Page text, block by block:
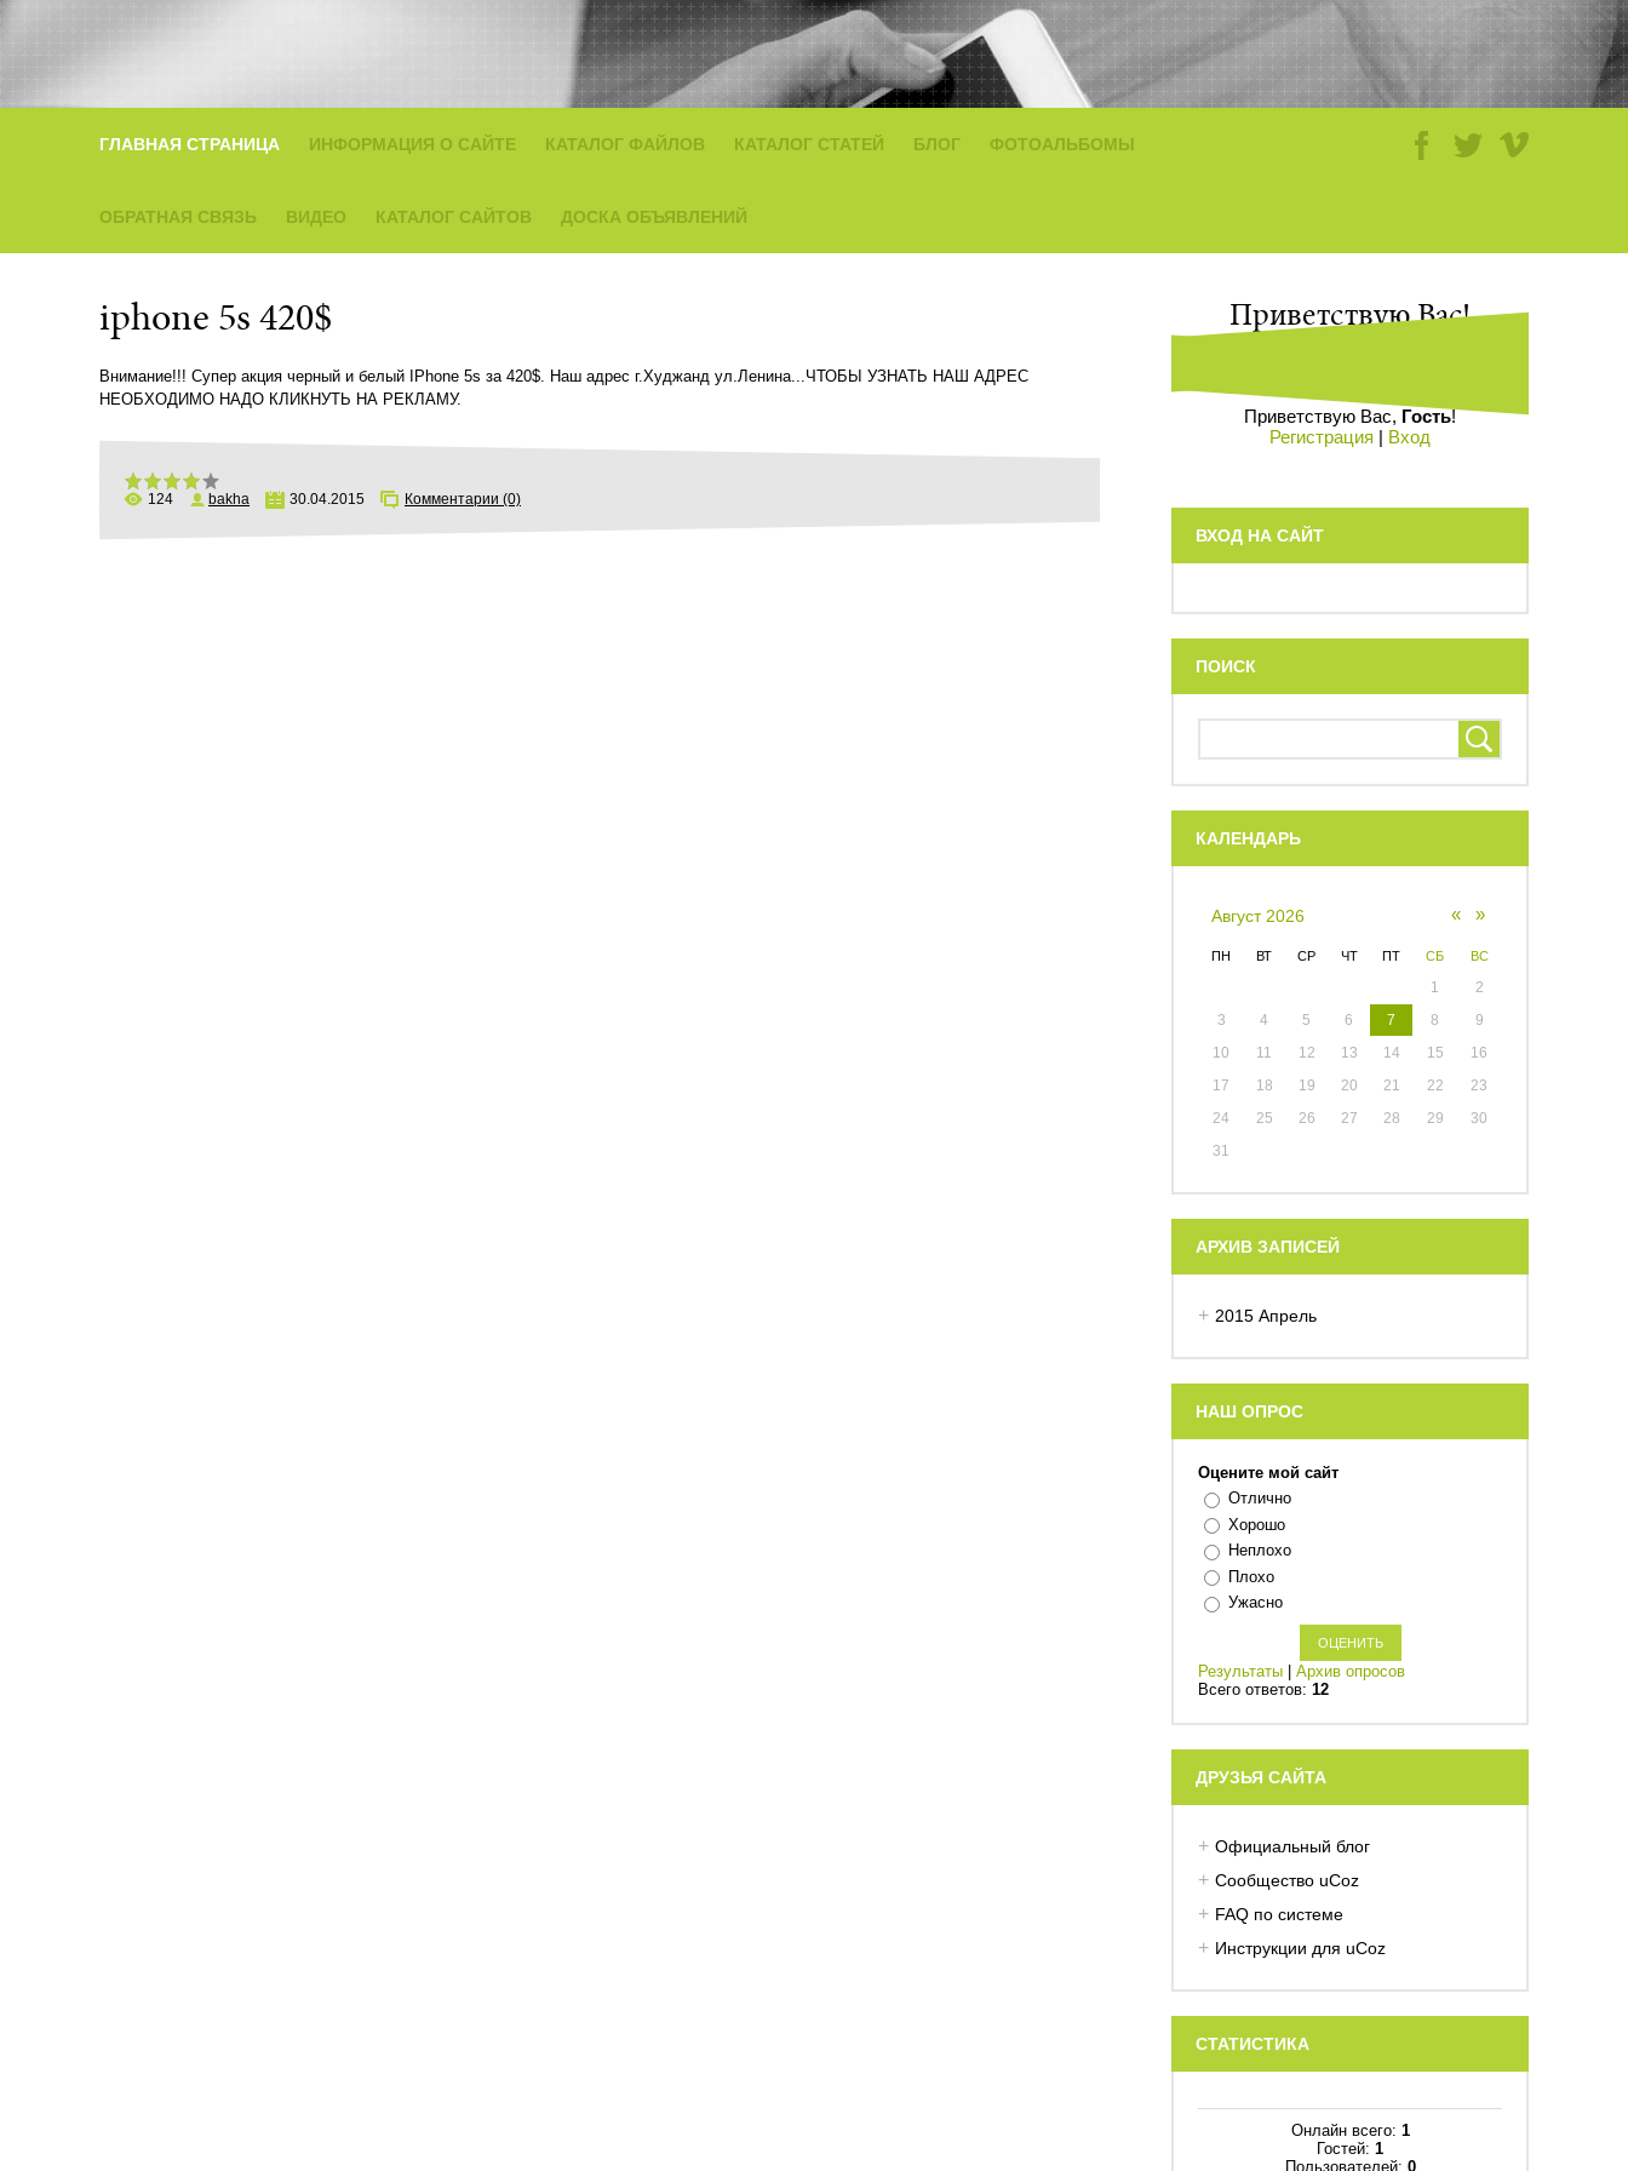
ГЛАВНАЯ СТРАНИЦА ИНФОРМАЦИЯ О САЙТЕ КАТАЛОГ ФАЙЛОВ КАТАЛОГ СТАТЕЙ БЛОГ ФОТОАЛЬБОМЫ
ОБРАТНАЯ СВЯЗЬ ВИДЕО КАТАЛОГ САЙТОВ ДОСКА ОБЪЯВЛЕНИЙ
iphone 5s 420$
Внимание!!! Супер акция черный и белый IPhone 5s за 420$. Наш адрес г.Худжанд ул.Ленина...ЧТОБЫ УЗНАТЬ НАШ АДРЕС
НЕОБХОДИМО НАДО КЛИКНУТЬ НА РЕКЛАМУ.
124 bakha 30.04.2015 Комментарии (0)
Приветствую Вас!
Приветствую Вас, Гость!
Регистрация | Вход
ВХОД НА САЙТ
ПОИСК
КАЛЕНДАРЬ
«
Август 2026 »
ПН ВТ СР ЧТ ПТ СБ ВС
1
2
3
4 5 6 7 8
9
10
11 12 13 14 15
16
17
18 19 20 21 22
23
24
25 26 27 28 29
30
31
АРХИВ ЗАПИСЕЙ
2015 Апрель
НАШ ОПРОС
Оцените мой сайт
Отлично
Хорошо
Неплохо
Плохо
Ужасно
Результаты
Архив опросов
Всего ответов: 12
ДРУЗЬЯ САЙТА
Официальный блог
Сообщество uCoz
FAQ по системе
Инструкции для uCoz
СТАТИСТИКА
Онлайн всего: 1
Гостей: 1
Пользователей: 0